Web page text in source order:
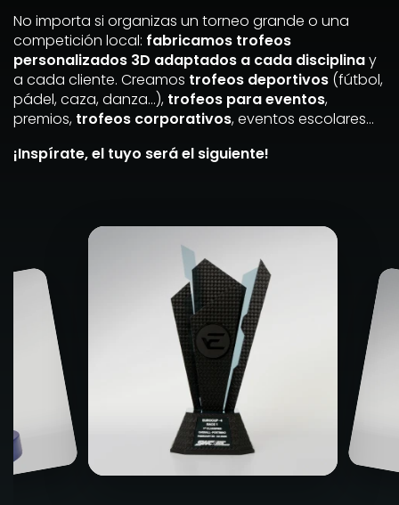
No importa si organizas un torneo grande o una
competición local: fabricamos trofeos
personalizados 3D adaptados a cada disciplinay
a cada cliente. Creamos trofeos deportivos (fútbol,
pádel, caza, danza…), trofeos para eventos,
premios, trofeos corporativos, eventos escolares…
¡Inspírate, el tuyo será el siguiente!